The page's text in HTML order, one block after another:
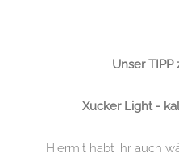
Unser TIPP
Xucker Light -
Hiermit habt ihr auch